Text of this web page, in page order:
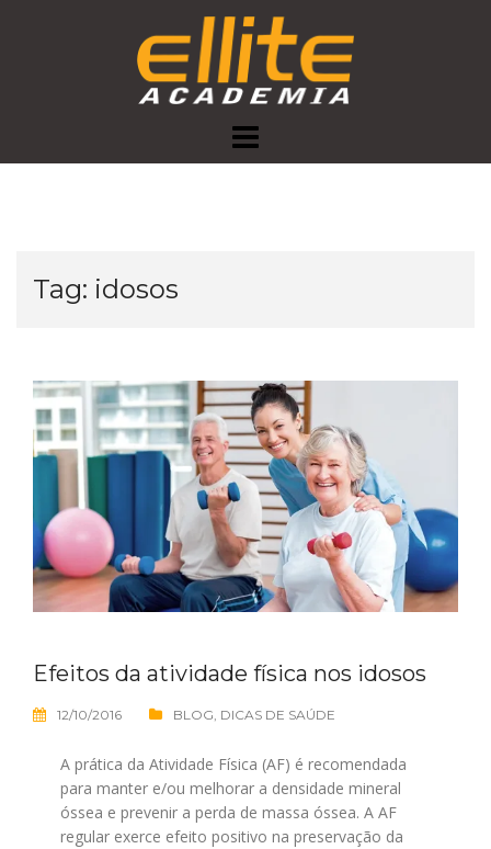
Tag: idosos
Efeitos da atividade física nos idosos
12/10/2016 BLOG, DICAS DE SAÚDE
A prática da Atividade Física (AF) é recomendada
para manter e/ou melhorar a densidade mineral
óssea e prevenir a perda de massa óssea. A AF
regular exerce efeito positivo na preservação da